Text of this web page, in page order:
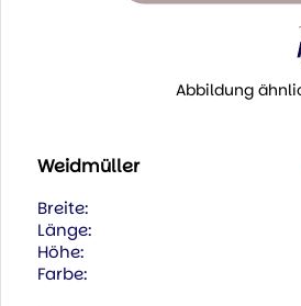
Abbildung
Weidmüller
Breite:
Länge:
Höhe:
Farbe: